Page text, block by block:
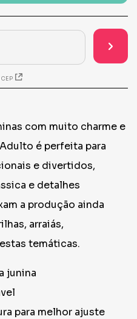
com muito charme e
é perfeita para
e divertidos,
e detalhes
a produção ainda
arraiás,
temáticas.
junina
para melhor ajuste